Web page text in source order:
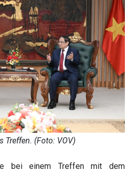
Treffen. (Foto: VOV)
bei einem Treffen mit dem